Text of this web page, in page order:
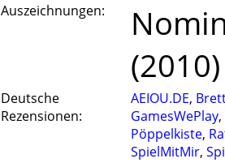
Auszeichnungen:
(2010)
Deutsche
Rezensionen:
AEIOU.DE,
GamesWePlay,
Pöppelkiste,
SpielMitMir,